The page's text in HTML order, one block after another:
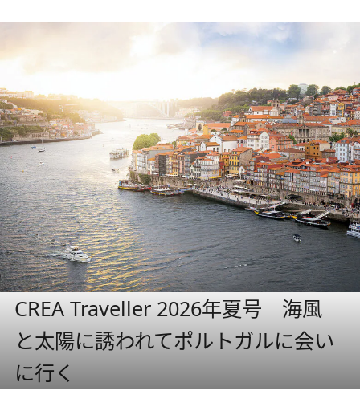
CREA Traveller 2026年夏号 海風
と太陽に誘われてポルトガルに会い
に行く